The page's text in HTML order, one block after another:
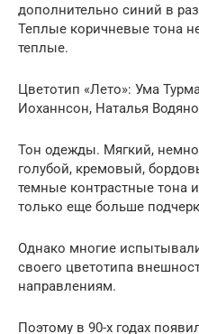
дополнительно синий в
Теплые коричневые тона
теплые.
Цветотип «Лето»: Ума
Иоханнсон, Наталья
Тон одежды. Мягкий,
голубой, кремовый,
темные контрастные тона
только еще больше
Однако многие
своего цветотипа
направлениям.
Поэтому в 90-х годах